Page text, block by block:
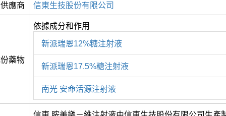
供應商 信東生技股份有限公司
藥物
依據成分和作用
新派瑞恩12%糖注射液
新派瑞恩17.5%糖注射液
南光 安命活源注射液